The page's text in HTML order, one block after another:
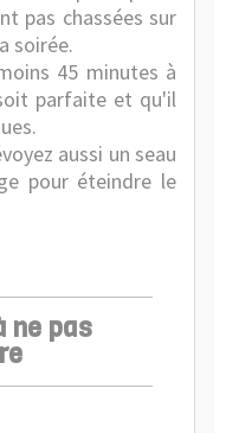
pas chassées sur
soirée.
45 minutes à
parfaite et qu'il
aussi un seau
pour éteindre le
ne pas